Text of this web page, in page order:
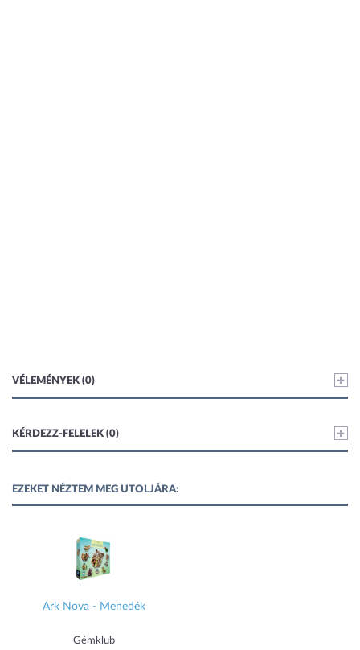
VÉLEMÉNYEK (0)
KÉRDEZZ-FELELEK (0)
EZEKET NÉZTEM MEG UTOLJÁRA:
Ark Nova - Menedék
Gémklub